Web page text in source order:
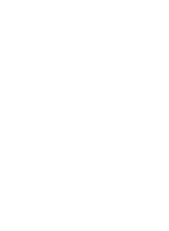
, 引き出し前部, マットホワイ